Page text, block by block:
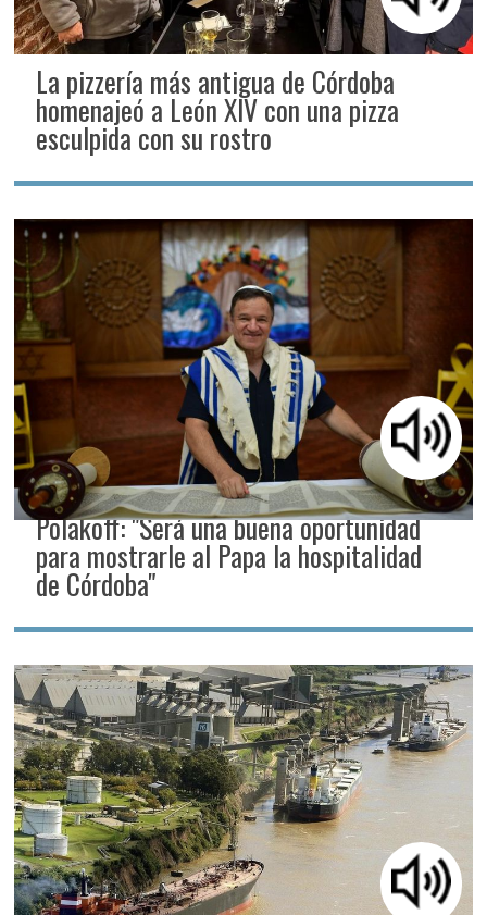
La pizzería más antigua de Córdoba
homenajeó a León XIV con una pizza
esculpida con su rostro
Polakoff: "Será una buena oportunidad
para mostrarle al Papa la hospitalidad
de Córdoba"